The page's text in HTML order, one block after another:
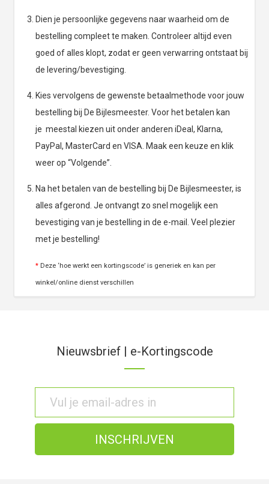
Dien je persoonlijke gegevens naar waarheid om de
bestelling compleet te maken. Controleer altijd even
goed of alles klopt, zodat er geen verwarring ontstaat bij
de levering/bevestiging.
Kies vervolgens de gewenste betaalmethode voor jouw
bestelling bij De Bijlesmeester. Voor het betalen kan
je meestal kiezen uit onder anderen iDeal, Klarna,
PayPal, MasterCard en VISA. Maak een keuze en klik
weer op “Volgende”.
Na het betalen van de bestelling bij De Bijlesmeester, is
alles afgerond. Je ontvangt zo snel mogelijk een
bevestiging van je bestelling in de e-mail. Veel plezier
met je bestelling!
* Deze ‘hoe werkt een kortingscode’ is generiek en kan per
winkel/online dienst verschillen
Nieuwsbrief | e-Kortingscode